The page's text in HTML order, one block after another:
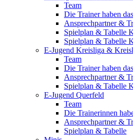
Team
Die Trainer haben
Ansprechpartner &
Spielplan & Tabelle
Spielplan & Tabelle
E-Jugend Kreisliga &
Team
Die Trainer haben
Ansprechpartner &
Spielplan & Tabelle
E-Jugend Querfeld
Team
Die Trainerinnen
Ansprechpartner &
Spielplan & Tabelle